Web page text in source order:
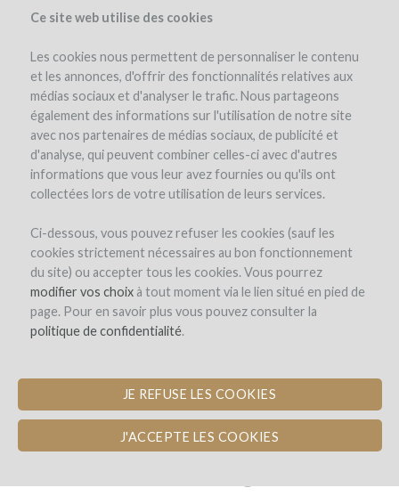
Ce site web utilise des cookies
Les cookies nous permettent de personnaliser le contenu
et les annonces, d'offrir des fonctionnalités relatives aux
médias sociaux et d'analyser le trafic. Nous partageons
également des informations sur l'utilisation de notre site
avec nos partenaires de médias sociaux, de publicité et
d'analyse, qui peuvent combiner celles-ci avec d'autres
informations que vous leur avez fournies ou qu'ils ont
collectées lors de votre utilisation de leurs services.
Ci-dessous, vous pouvez refuser les cookies (sauf les
cookies strictement nécessaires au bon fonctionnement
du site) ou accepter tous les cookies. Vous pourrez
modifier vos choixà tout moment via le lien situé en pied de
page. Pour en savoir plus vous pouvez consulter la
politique de confidentialité.
JE REFUSE LES COOKIES
J'ACCEPTE LES COOKIES
le projet l'équipe détails du projet les avantages avis d'experts
détails de l'investissement détails de l'opération
Domaine de Bellene
RESTRUCTURATION DU VIGNOBLE